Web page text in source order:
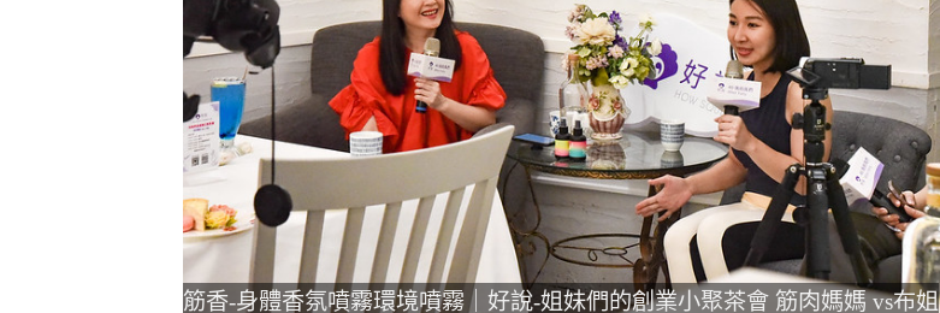
筋香-身體香氛噴霧環境噴霧｜好說-姐妹們的創業小聚茶會 筋肉媽媽 vs布姐